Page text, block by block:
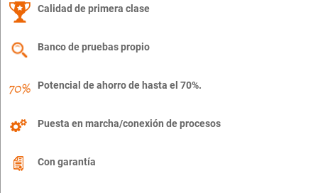
Calidad de primera clase
Banco de pruebas propio
Potencial de ahorro de hasta el 70%.
Puesta en marcha/conexión de procesos
Con garantía